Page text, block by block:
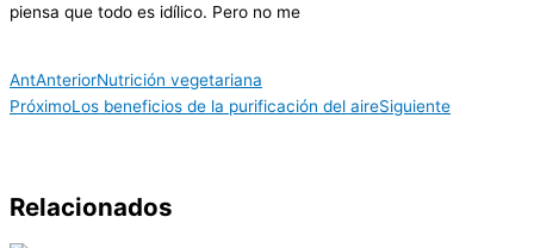
piensa que todo es idílico. Pero no me
AntAnteriorNutrición vegetariana
PróximoLos beneficios de la purificación del aireSiguiente
Relacionados